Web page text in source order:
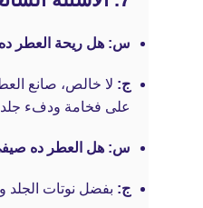
س: هل ريحة العطر ده
ج:
على فخامة ودفء
س: هل العطر ده
ج: بفضل نوتات الجلد